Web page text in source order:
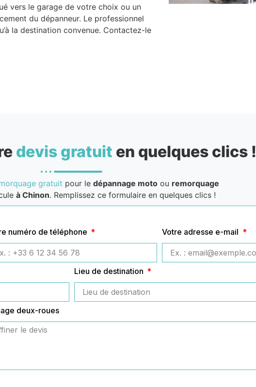
vers le garage de votre choix ou un
du dépanneur. Le professionnel
la destination convenue. Contactez-le
devis gratuit en quelques clics !
gratuit pour le dépannage motoou remorquage
à Chinon. Remplissez ce formulaire en quelques clics !
numéro de téléphone Votre adresse e-mail
Lieu de destination
deux-roues